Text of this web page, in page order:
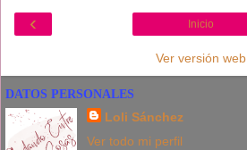
‹ Inicio
Ver versión web
DATOS PERSONALES
Loli Sánchez
Ver todo mi perfil